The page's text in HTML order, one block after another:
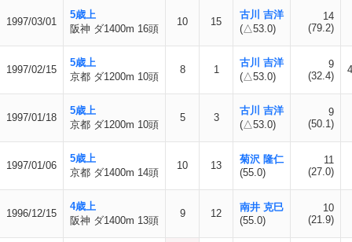
1997/03/01
5歳上
阪神 ダ1400m 16頭
10 15
古川 吉洋
(△53.0)
14
(79.2)
1997/02/15
5歳上
京都 ダ1200m 10頭
8 1
古川 吉洋
(△53.0)
9
(32.4)
1997/01/18
5歳上
京都 ダ1200m 10頭
5 3
古川 吉洋
(△53.0)
9
(50.1)
1997/01/06
5歳上
京都 ダ1400m 14頭
10 13
菊沢 隆仁
(55.0)
11
(27.0)
1996/12/15
4歳上
阪神 ダ1400m 13頭
9 12
南井 克巳
(55.0)
10
(21.9)